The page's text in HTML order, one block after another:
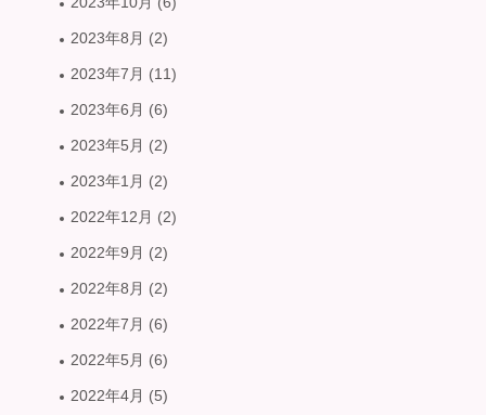
2023年8月 (2)
2023年7月 (11)
2023年6月 (6)
2023年5月 (2)
2023年1月 (2)
2022年12月 (2)
2022年9月 (2)
2022年8月 (2)
2022年7月 (6)
2022年5月 (6)
2022年4月 (5)